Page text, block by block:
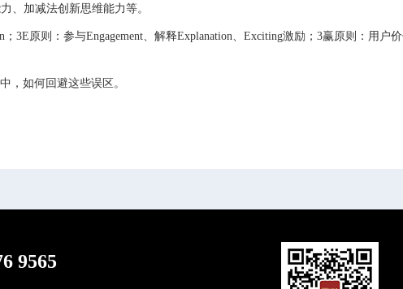
、加减法创新思维能力等。
；3E原则：参与Engagement、解释Explanation、Exciting激励；3赢原则：用户
如何回避这些误区。
9565